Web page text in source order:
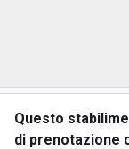
Questo
di prenotazione